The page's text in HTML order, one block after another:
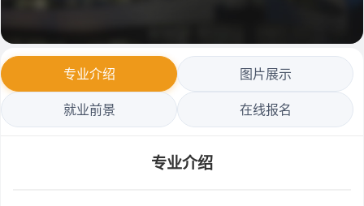
专业介绍 图片展示
就业前景 在线报名
专业介绍